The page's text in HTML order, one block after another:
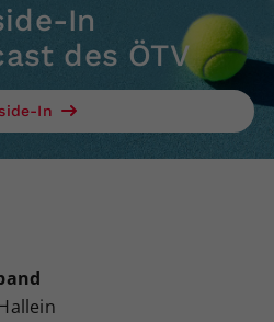
In
des ÖTV
In